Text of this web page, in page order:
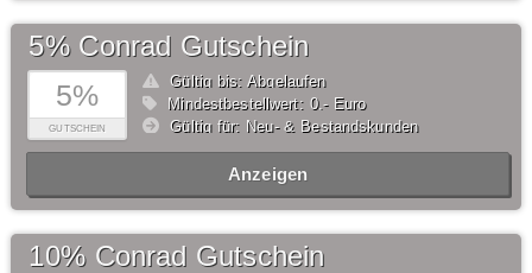
5%
GUTSCHEIN
5% Conrad Gutschein
Gültig bis: Abgelaufen
Mindestbestellwert: 0,- Euro
Gültig für: Neu- & Bestandskunden
Anzeigen
10% Conrad Gutschein